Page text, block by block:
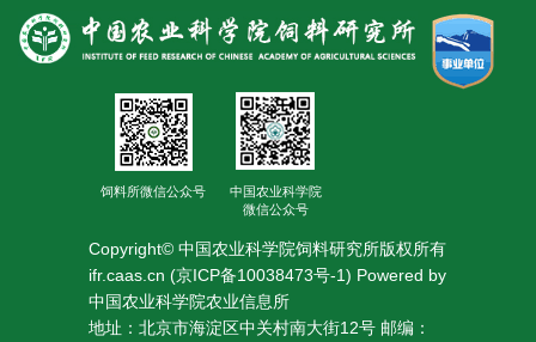
研
究
饲料所微信公众号
中国农业科学院
微信公众号
Copyright© 中国农业科学院饲料研究所版权所有
ifr.caas.cn (京ICP备10038473号-1) Powered by
中国农业科学院农业信息所
地址：北京市海淀区中关村南大街12号 邮编：